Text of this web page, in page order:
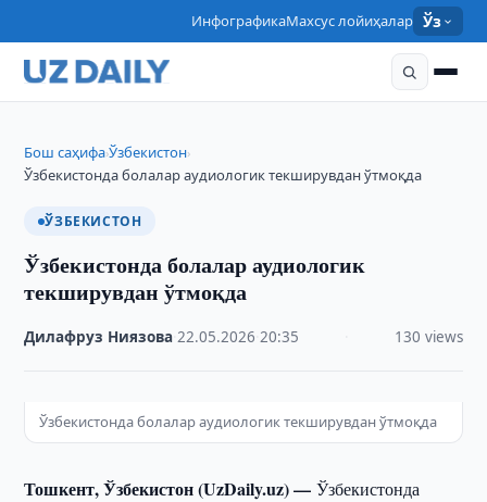
ИнфографикаМахсус лойиҳалар Ўз
Бош саҳифа›Ўзбекистон›
Ўзбекистонда болалар аудиологик текширувдан ўтмоқда
ЎЗБЕКИСТОН
Ўзбекистонда болалар аудиологик
текширувдан ўтмоқда
Дилафруз Ниязова ·22.05.2026 ·20:35 130 views
Ўзбекистонда болалар аудиологик текширувдан ўтмоқда
Тошкент, Ўзбекистон (UzDaily.uz) —Ўзбекистонда